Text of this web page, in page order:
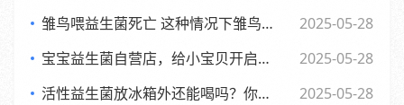
雏鸟喂益生菌死亡 这种情况下雏鸟还能否食用
2025-05-28
宝宝益生菌自营店，给小宝贝开启肠道新世界，舒适快乐每一天
2025-05-28
活性益生菌放冰箱外还能喝吗？你可能不知道的
2025-05-28